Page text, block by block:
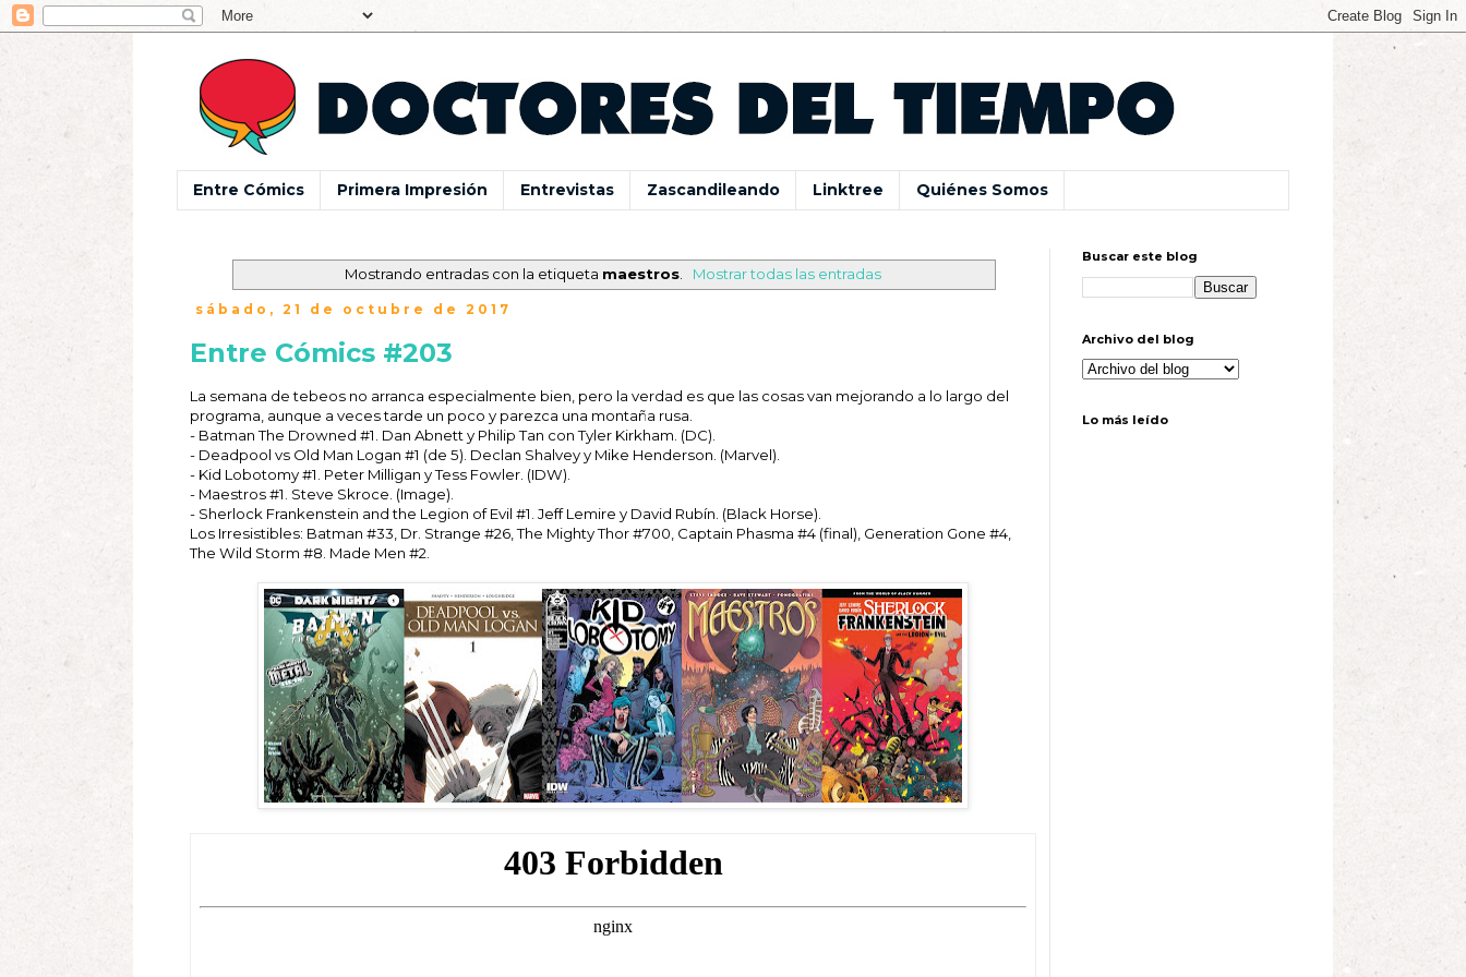
Entre Cómics Primera Impresión Entrevistas Zascandileando Linktree Quiénes Somos
Mostrando entradas con la etiqueta maestros Mostrar todas las entradas
sábado, 21 de octubre de 2017
Entre Cómics #203
La semana de tebeos no arranca especialmente bien, pero la verdad es que las cosas van mejorando a lo largo del
programa, aunque a veces tarde un poco y parezca una montaña rusa.
- Batman The Drowned #1. Dan Abnett y Philip Tan con Tyler Kirkham. (DC).
- Deadpool vs Old Man Logan #1 (de 5). Declan Shalvey y Mike Henderson. (Marvel).
- Kid Lobotomy #1. Peter Milligan y Tess Fowler. (IDW).
- Maestros #1. Steve Skroce. (Image).
- ‎Sherlock Frankenstein and the Legion of Evil #1. Jeff Lemire y David Rubín. (Black Horse).
Los Irresistibles: Batman #33, Dr. Strange #26, The Mighty Thor #700, Captain Phasma #4 (final), Generation Gone #4,
The Wild Storm #8. Made Men #2.
Buscar este blog
Archivo del blog
Lo más leído